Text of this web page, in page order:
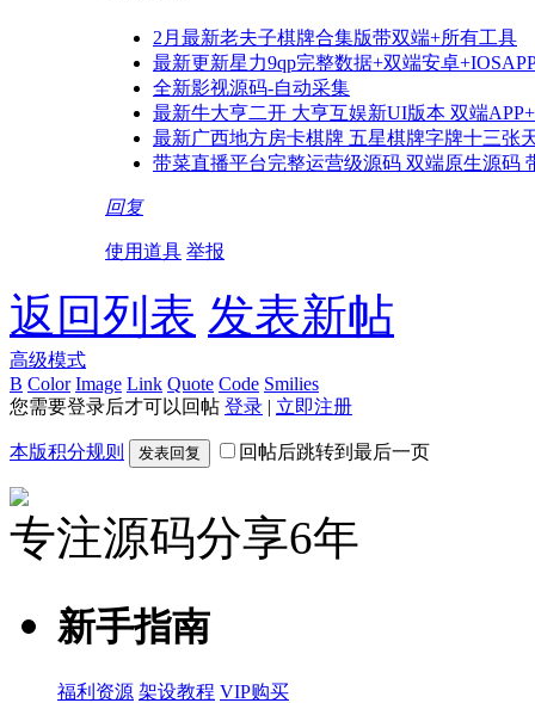
2月最新老夫子棋牌合集版带双端+所有工具
最新更新星力9qp完整数据+双端安卓
全新影视源码-自动采集
最新牛大亨二开 大亨互娱新UI版本 双端
最新广西地方房卡棋牌 五星棋牌字牌十三张
带菜直播平台完整运营级源码 双端原生源码
回复
使用道具 举报
返回列表 发表新帖
高级模式
B Color Image Link Quote Code Smilies
您需要登录后才可以回帖 登录 | 立即注册
本版积分规则 发表回复 回帖后跳转到最后一页
专注源码分享6年
新手指南
福利资源 架设教程 VIP购买